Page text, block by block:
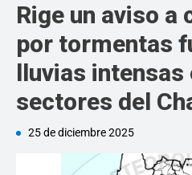
Rige un aviso a
por tormentas
lluvias intensas
sectores del
25 de diciembre 2025